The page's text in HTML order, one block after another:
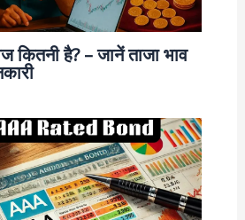
है? – जानें ताजा भाव